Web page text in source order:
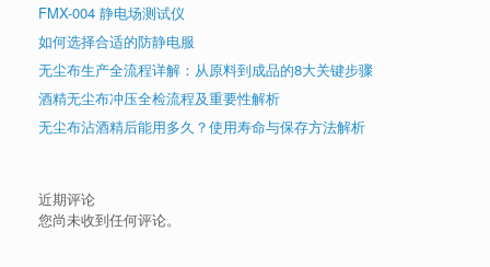
FMX-004 静电场测试仪
如何选择合适的防静电服
无尘布生产全流程详解：从原料到成品的8大关键步骤
酒精无尘布冲压全检流程及重要性解析
无尘布沾酒精后能用多久？使用寿命与保存方法解析
近期评论
您尚未收到任何评论。